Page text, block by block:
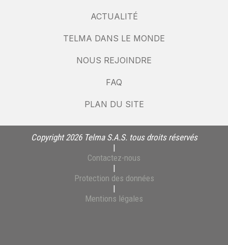
ACTUALITÉ
TELMA DANS LE MONDE
NOUS REJOINDRE
FAQ
PLAN DU SITE
Copyright 2026 Telma S.A.S. tous droits réservés
|
Contactez-nous
|
Protection des données
|
Mentions légales